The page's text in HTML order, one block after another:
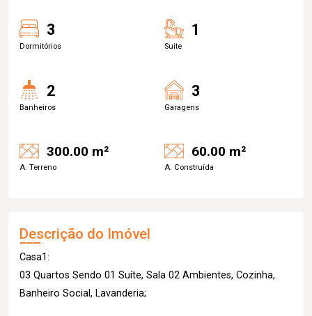
3
Dormitórios
1
Suite
2
Banheiros
3
Garagens
300.00 m²
A. Terreno
60.00 m²
A. Construída
Descrição do Imóvel
Casa1:
03 Quartos Sendo 01 Suíte, Sala 02 Ambientes, Cozinha,
Banheiro Social, Lavanderia;